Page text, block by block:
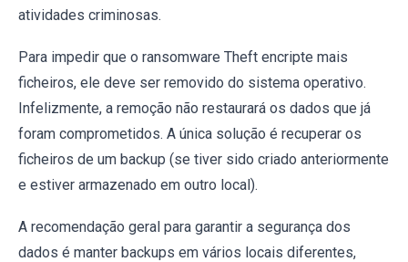
atividades criminosas.
Para impedir que o ransomware Theft encripte mais
ficheiros, ele deve ser removido do sistema operativo.
Infelizmente, a remoção não restaurará os dados que já
foram comprometidos. A única solução é recuperar os
ficheiros de um backup (se tiver sido criado anteriormente
e estiver armazenado em outro local).
A recomendação geral para garantir a segurança dos
dados é manter backups em vários locais diferentes,